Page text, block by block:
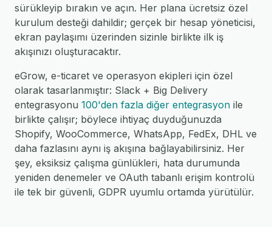
sürükleyip bırakın ve açın. Her plana ücretsiz özel
kurulum desteği dahildir; gerçek bir hesap yöneticisi,
ekran paylaşımı üzerinden sizinle birlikte ilk iş
akışınızı oluşturacaktır.
eGrow, e-ticaret ve operasyon ekipleri için özel
olarak tasarlanmıştır: Slack + Big Delivery
entegrasyonu 100'den fazla diğer entegrasyon ile
birlikte çalışır; böylece ihtiyaç duyduğunuzda
Shopify, WooCommerce, WhatsApp, FedEx, DHL ve
daha fazlasını aynı iş akışına bağlayabilirsiniz. Her
şey, eksiksiz çalışma günlükleri, hata durumunda
yeniden denemeler ve OAuth tabanlı erişim kontrolü
ile tek bir güvenli, GDPR uyumlu ortamda yürütülür.